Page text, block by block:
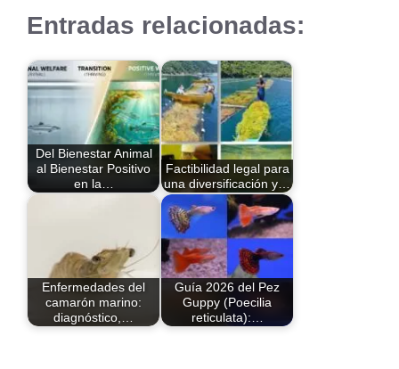
Entradas relacionadas:
Del Bienestar Animal
al Bienestar Positivo
en la…
Factibilidad legal para
una diversificación y…
Enfermedades del
camarón marino:
diagnóstico,…
Guía 2026 del Pez
Guppy (Poecilia
reticulata):…